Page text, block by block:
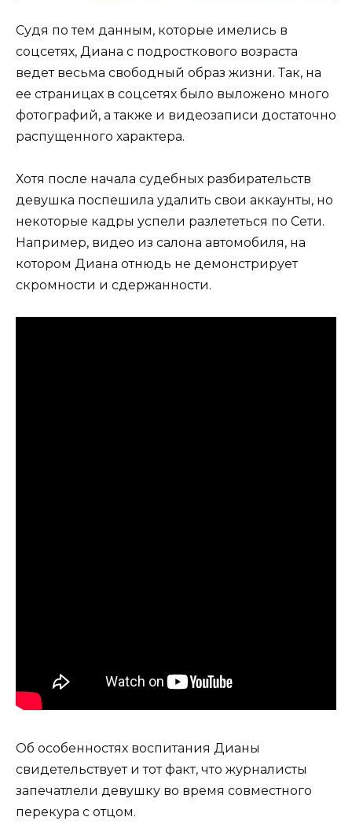
Судя по тем данным, которые имелись в
соцсетях, Диана с подросткового возраста
ведет весьма свободный образ жизни. Так, на
ее страницах в соцсетях было выложено много
фотографий, а также и видеозаписи достаточно
распущенного характера.
Хотя после начала судебных разбирательств
девушка поспешила удалить свои аккаунты, но
некоторые кадры успели разлететься по Сети.
Например, видео из салона автомобиля, на
котором Диана отнюдь не демонстрирует
скромности и сдержанности.
Об особенностях воспитания Дианы
свидетельствует и тот факт, что журналисты
запечатлели девушку во время совместного
перекура с отцом.